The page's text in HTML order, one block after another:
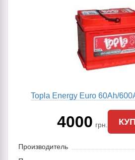
Topla Energy Euro 60Ah/
4000 грн.
Производитель